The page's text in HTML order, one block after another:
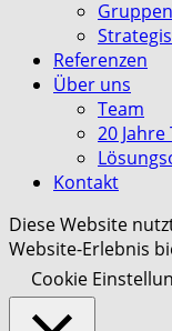
Referenzen
Über uns
Team
20 Jahre
Kontakt
Diese Website
Website-Erlebnis
Cookie